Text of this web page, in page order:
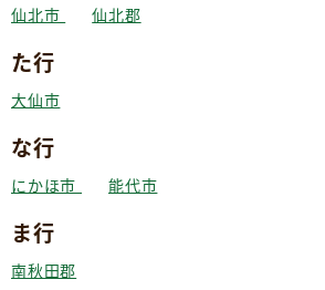
仙北市 仙北郡
た行
大仙市
な行
にかほ市 能代市
ま行
南秋田郡